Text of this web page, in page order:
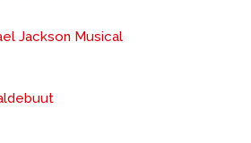
Jackson Musical